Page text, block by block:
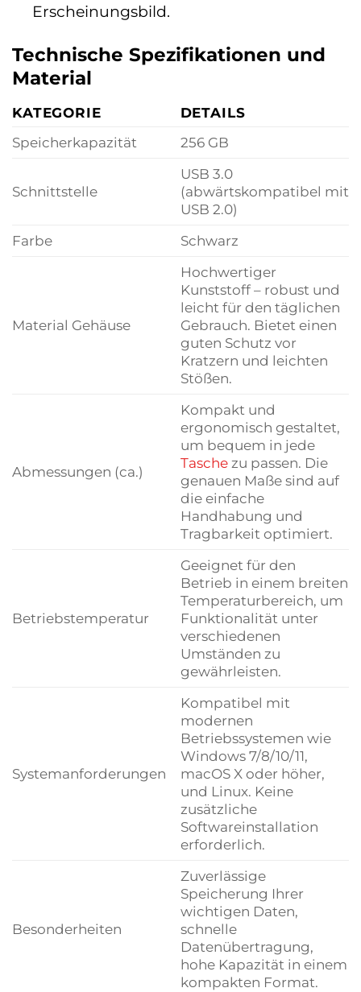
Erscheinungsbild.
Technische Spezifikationen und
Material
KATEGORIE
DETAILS
Speicherkapazität
256 GB
Schnittstelle
USB 3.0
(abwärtskompatibel mit
USB 2.0)
Farbe
Schwarz
Material Gehäuse
Hochwertiger
Kunststoff – robust und
leicht für den täglichen
Gebrauch. Bietet einen
guten Schutz vor
Kratzern und leichten
Stößen.
Abmessungen (ca.)
Kompakt und
ergonomisch gestaltet,
um bequem in jede
Taschezu passen. Die
genauen Maße sind auf
die einfache
Handhabung und
Tragbarkeit optimiert.
Betriebstemperatur
Geeignet für den
Betrieb in einem breiten
Temperaturbereich, um
Funktionalität unter
verschiedenen
Umständen zu
gewährleisten.
Systemanforderungen
Kompatibel mit
modernen
Betriebssystemen wie
Windows 7/8/10/11,
macOS X oder höher,
und Linux. Keine
zusätzliche
Softwareinstallation
erforderlich.
Besonderheiten
Zuverlässige
Speicherung Ihrer
wichtigen Daten,
schnelle
Datenübertragung,
hohe Kapazität in einem
kompakten Format.